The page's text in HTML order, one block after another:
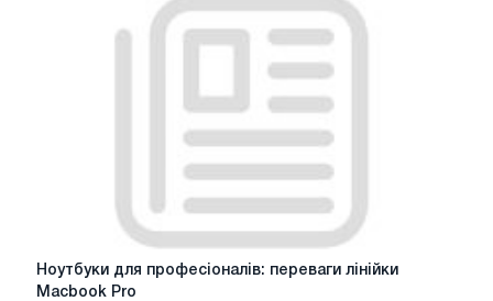
Ноутбуки
для
Ноутбуки для професіоналів: переваги лінійки
Macbook Pro